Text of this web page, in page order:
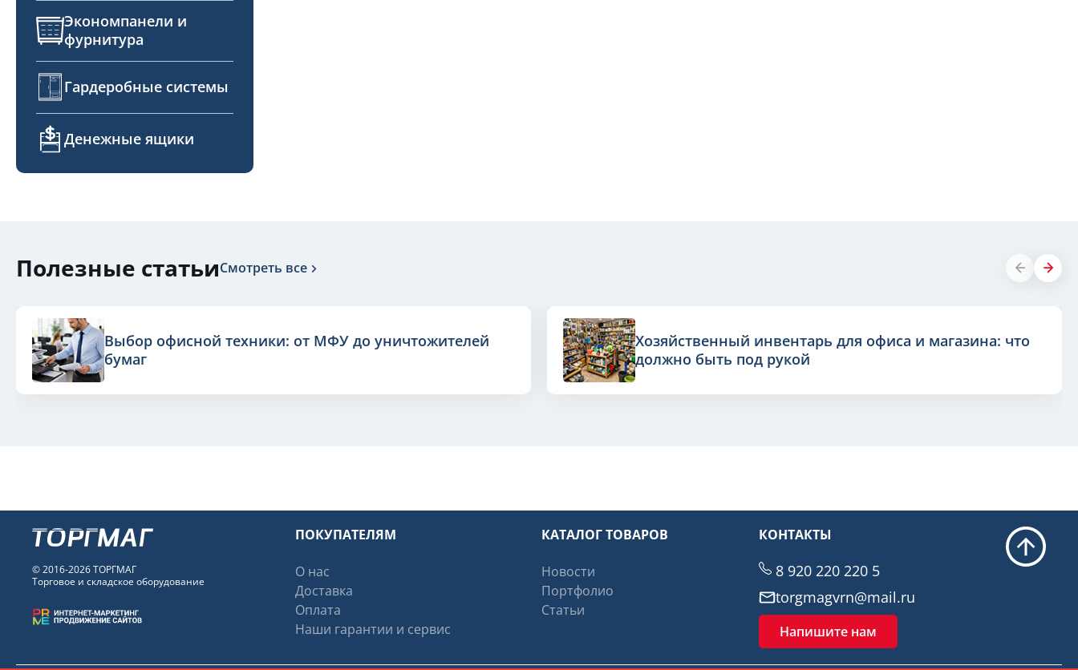
Экономпанели и
фурнитура
Гардеробные системы
Денежные ящики
Полезные статьиСмотреть все
Выбор офисной техники: от МФУ до уничтожителей
бумаг
Хозяйственный инвентарь для офиса и магазина: что
должно быть под рукой
© 2016-2026 ТОРГМАГ
Торговое и складское оборудование
ПОКУПАТЕЛЯМ
О нас
Доставка
Оплата
Наши гарантии и сервис
КАТАЛОГ ТОВАРОВ
Новости
Портфолио
Статьи
КОНТАКТЫ
8 920 220 220 5
torgmagvrn@mail.ru
Напишите нам